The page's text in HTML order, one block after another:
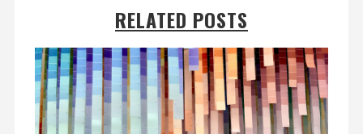
RELATED POSTS